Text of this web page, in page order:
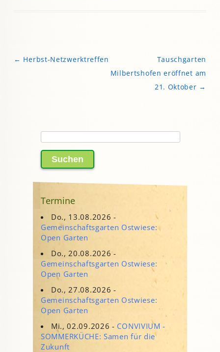
← Herbst-Netzwerktreffen
Tauschgarten
Milbertshofen eröffnet am
21. Oktober →
nach:
Termine
Do., 13.08.2026 -
Gemeinschaftsgarten Ostwiese:
Open Garten
Do., 20.08.2026 -
Gemeinschaftsgarten Ostwiese:
Open Garten
Do., 27.08.2026 -
Gemeinschaftsgarten Ostwiese:
Open Garten
Mi., 02.09.2026 - CONVIVIUM -
SOMMERKÜCHE: Samen für die
Zukunft